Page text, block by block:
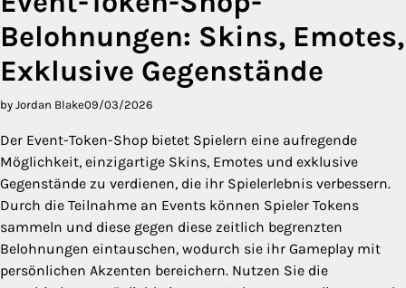
Belohnungen: Skins, Emotes,
Exklusive Gegenstände
by Jordan Blake09/03/2026
Der Event-Token-Shop bietet Spielern eine aufregende
Möglichkeit, einzigartige Skins, Emotes und exklusive
Gegenstände zu verdienen, die ihr Spielerlebnis verbessern.
Durch die Teilnahme an Events können Spieler Tokens
sammeln und diese gegen diese zeitlich begrenzten
Belohnungen eintauschen, wodurch sie ihr Gameplay mit
persönlichen Akzenten bereichern. Nutzen Sie die